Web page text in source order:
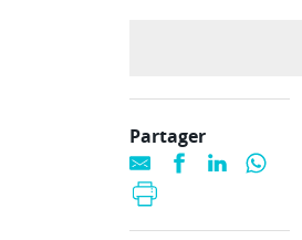
Partager